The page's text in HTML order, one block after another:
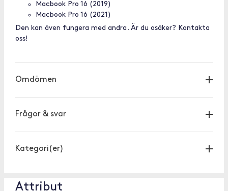
Macbook Pro 16 (2019)
Macbook Pro 16 (2021)
Den kan även fungera med andra. Är du osäker? Kontakta
oss!
Omdömen
Frågor & svar
Kategori(er)
Attribut